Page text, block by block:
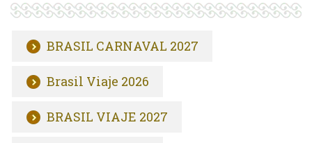
BRASIL CARNAVAL 2027
Brasil Viaje 2026
BRASIL VIAJE 2027